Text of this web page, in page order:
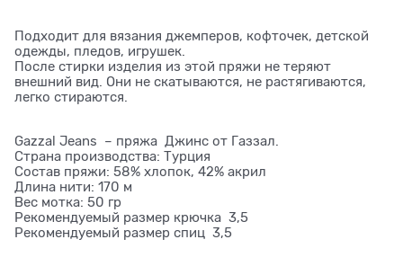
Подходит для вязания джемперов, кофточек, детской
одежды, пледов, игрушек.
После стирки изделия из этой пряжи не теряют
внешний вид. Они не скатываются, не растягиваются,
легко стираются.
Gazzal Jeans – пряжа Джинс от Газзал.
Страна производства: Турция
Состав пряжи: 58% хлопок, 42% акрил
Длина нити: 170 м
Вес мотка: 50 гр
Рекомендуемый размер крючка 3,5
Рекомендуемый размер спиц 3,5